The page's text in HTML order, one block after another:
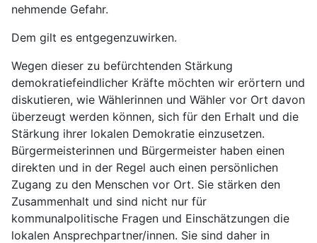
nehmende Gefahr.
Dem gilt es entgegenzuwirken.
Wegen dieser zu befürchtenden Stärkung
demokratiefeindlicher Kräfte möchten wir erörtern und
diskutieren, wie Wählerinnen und Wähler vor Ort davon
überzeugt werden können, sich für den Erhalt und die
Stärkung ihrer lokalen Demokratie einzusetzen.
Bürgermeisterinnen und Bürgermeister haben einen
direkten und in der Regel auch einen persönlichen
Zugang zu den Menschen vor Ort. Sie stärken den
Zusammenhalt und sind nicht nur für
kommunalpolitische Fragen und Einschätzungen die
lokalen Ansprechpartner/innen. Sie sind daher in